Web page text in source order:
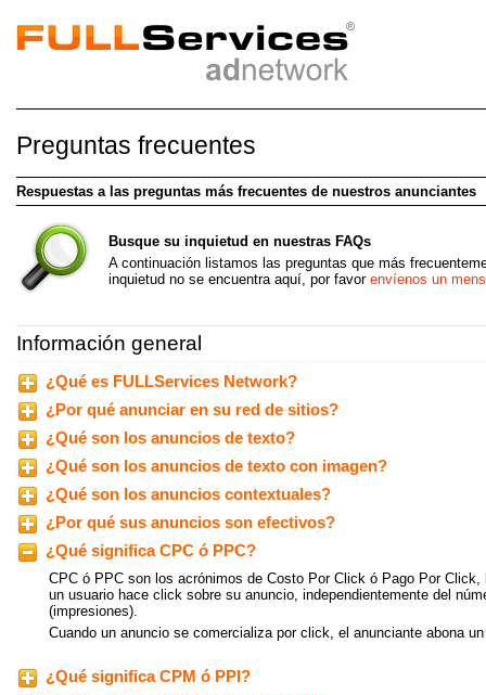
Anunciar en Internet
Alcance a su audiencia objetiva con nuestros
anuncios contextualesy de texto.
Preguntas frecuentes
Respuestas a las preguntas más frecuentes de nuestros anunciantes
Busque su inquietud en nuestras FAQs
A continuación listamos las preguntas que más
inquietud no se encuentra aquí, por favor envíenos un
Información general
¿Qué es FULLServices Network?
¿Por qué anunciar en su red de sitios?
¿Qué son los anuncios de texto?
¿Qué son los anuncios de texto con imagen?
¿Qué son los anuncios contextuales?
¿Por qué sus anuncios son efectivos?
¿Qué significa CPC ó PPC?
CPC ó PPC son los acrónimos de Costo Por Click ó Pago Por
un usuario hace click sobre su anuncio, independientemente del
(impresiones).
Cuando un anuncio se comercializa por click, el anunciante abona
¿Qué significa CPM ó PPI?